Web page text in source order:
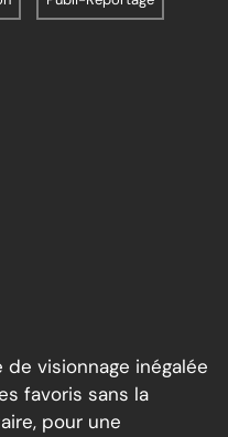
visionnage inégalée
favoris sans la
pour une